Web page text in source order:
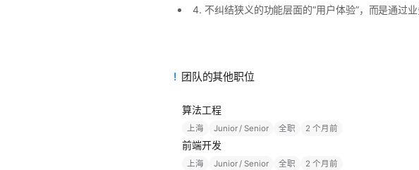
不纠结狭义的功能层面的“用户体验”，而是通过
团队的其他职位
算法工程
上海 Junior / Senior 全职 2 个月前
前端开发
上海 Junior / Senior 全职 2 个月前